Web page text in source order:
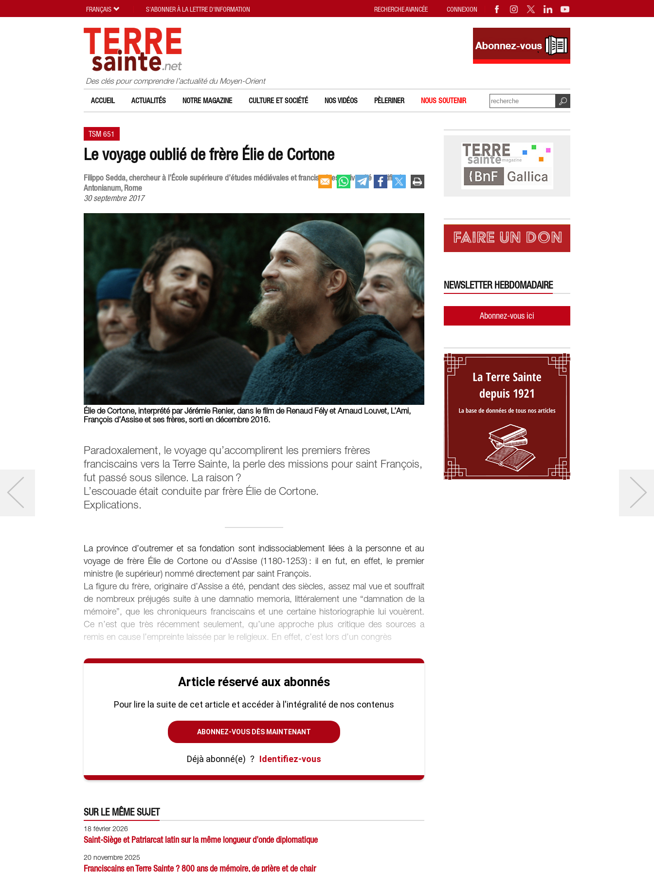
Des clés pour comprendre l’actualité du Moyen-Orient
ACCUEIL ACTUALITÉS NOTRE MAGAZINE CULTURE ET SOCIÉTÉ NOS VIDÉOS PÈLERINER NOUS SOUTENIR
TSM 651
Le voyage oublié de frère Élie de Cortone
Filippo Sedda, chercheur à l’École supérieure d’études médiévales et franciscaines, université pontificale
Antonianum, Rome
30 septembre 2017
Élie de Cortone, interprété par Jérémie Renier, dans le film de Renaud Fély et Arnaud Louvet, L’Ami,
François d’Assise et ses frères, sorti en décembre 2016.
Paradoxalement, le voyage qu’accomplirent les premiers frères
franciscains vers la Terre Sainte, la perle des missions pour saint François,
fut passé sous silence. La raison ?
L’escouade était conduite par frère Élie de Cortone.
Explications.
La province d’outremer et sa fondation sont indissociablement liées à la personne et au
voyage de frère Élie de Cortone ou d’Assise (1180-1253) : il en fut, en effet, le premier
ministre (le supérieur) nommé directement par saint François.
La figure du frère, originaire d’Assise a été, pendant des siècles, assez mal vue et souffrait
de nombreux préjugés suite à une damnatio memoria, littéralement une “damnation de la
mémoire”, que les chroniqueurs franciscains et une certaine historiographie lui vouèrent.
Ce n’est que très récemment seulement, qu’une approche plus critique des sources a
remis en cause l’empreinte laissée par le religieux. En effet, c’est lors d’un congrès
Article réservé aux abonnés
Pour lire la suite de cet article et accéder à l'intégralité de nos contenus
ABONNEZ-VOUS DÈS MAINTENANT
Déjà abonné(e) ? Identifiez-vous
SUR LE MÊME SUJET
18 février 2026
Saint-Siège et Patriarcat latin sur la même longueur d’onde diplomatique
20 novembre 2025
Franciscains en Terre Sainte ? 800 ans de mémoire, de prière et de chair
NEWSLETTER HEBDOMADAIRE
Abonnez-vous ici
RECHERCHE AVANCÉE CONNEXION
FRANÇAIS S'ABONNER À LA LETTRE D'INFORMATION